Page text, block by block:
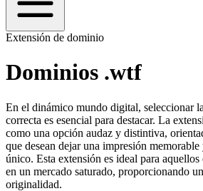
Extensión de dominio
Dominios .wtf
En el dinámico mundo digital, seleccionar
correcta es esencial para destacar. La
como una opción audaz y distintiva,
que desean dejar una impresión
único. Esta extensión es ideal para
en un mercado saturado, proporcionando
originalidad.